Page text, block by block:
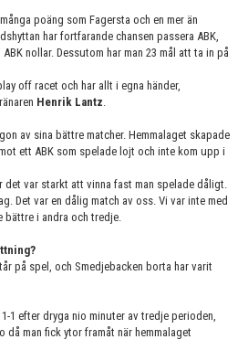
poäng som Fagersta och en mer än
har fortfarande chansen passera ABK,
nollar. Dessutom har man 23 mål att ta in på
off racet och har allt i egna händer,
Henrik Lantz
av sina bättre matcher. Hemmalaget skapade
ett ABK som spelade lojt och inte kom upp i
det var starkt att vinna fast man spelade dåligt.
Det var en dålig match av oss. Vi var inte med
i andra och tredje.
på spel, och Smedjebacken borta har varit
1 efter dryga nio minuter av tredje perioden,
då man fick ytor framåt när hemmalaget